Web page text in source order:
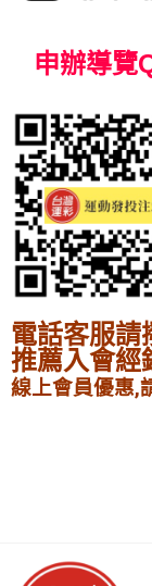
申辦導覽
電話客服請
推薦入會經
線上會員優惠,